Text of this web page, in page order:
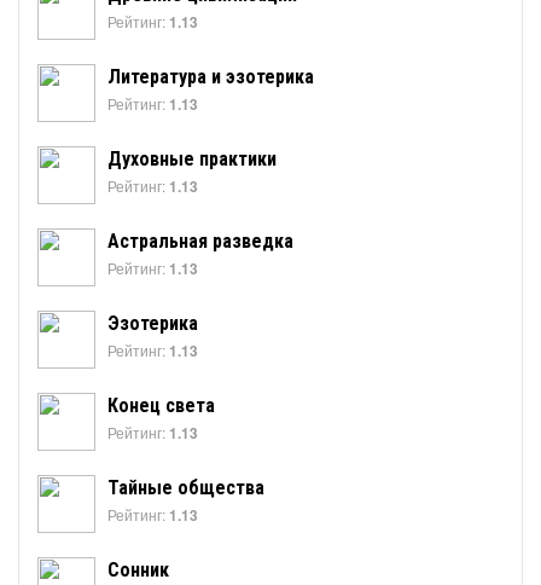
Рейтинг: 1.13
Литература и эзотерика
Рейтинг: 1.13
Духовные практики
Рейтинг: 1.13
Астральная разведка
Рейтинг: 1.13
Эзотерика
Рейтинг: 1.13
Конец света
Рейтинг: 1.13
Тайные общества
Рейтинг: 1.13
Сонник